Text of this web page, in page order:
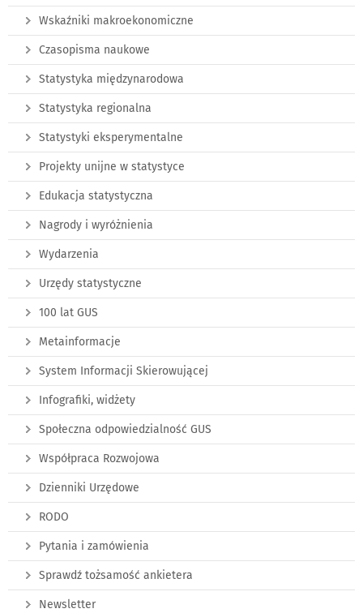
Wskaźniki makroekonomiczne
Czasopisma naukowe
Statystyka międzynarodowa
Statystyka regionalna
Statystyki eksperymentalne
Projekty unijne w statystyce
Edukacja statystyczna
Nagrody i wyróżnienia
Wydarzenia
Urzędy statystyczne
100 lat GUS
Metainformacje
System Informacji Skierowującej
Infografiki, widżety
Społeczna odpowiedzialność GUS
Współpraca Rozwojowa
Dzienniki Urzędowe
RODO
Pytania i zamówienia
Sprawdź tożsamość ankietera
Newsletter